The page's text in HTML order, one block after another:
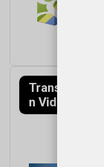
Transfagarasa
n Video